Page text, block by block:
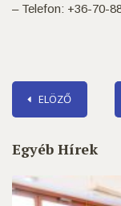
– Telefon: +36-70-
ELÖZŐ
Egyéb Hírek